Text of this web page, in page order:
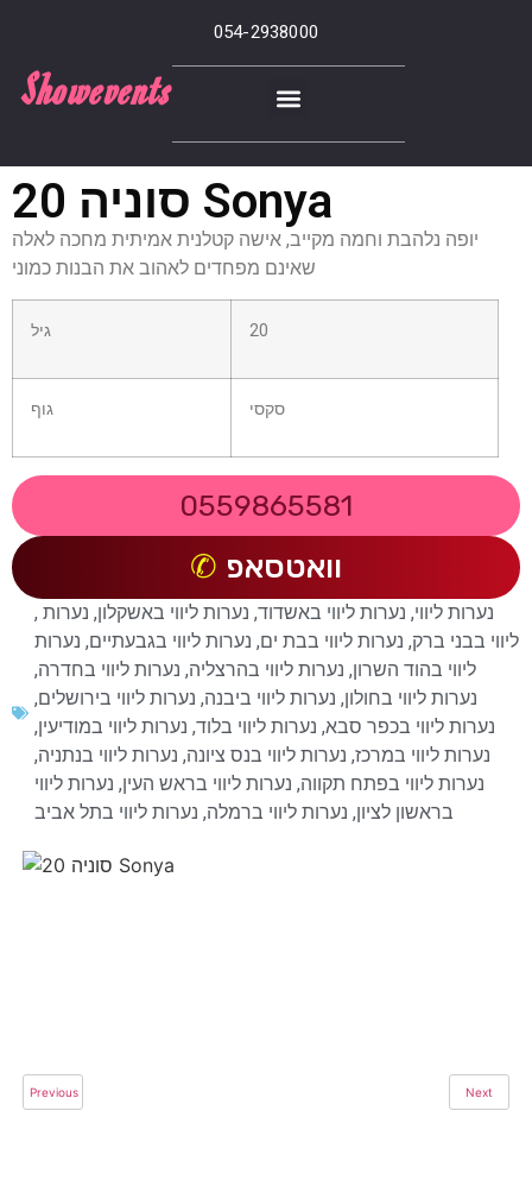
054-2938000
Showevents
סוניה 20 Sonya
יופה נלהבת וחמה מקייב, אישה קטלנית אמיתית מחכה לאלה
שאינם מפחדים לאהוב את הבנות כמוני
גיל 20
גוף סקסי
0559865581
וואטסאפ
, נערות ליווי, נערות ליווי באשדוד, נערות ליווי באשקלון, נערות
ליווי בבני ברק, נערות ליווי בבת ים, נערות ליווי בגבעתיים, נערות
ליווי בהוד השרון, נערות ליווי בהרצליה, נערות ליווי בחדרה,
נערות ליווי בחולון, נערות ליווי ביבנה, נערות ליווי בירושלים,
נערות ליווי בכפר סבא, נערות ליווי בלוד, נערות ליווי במודיעין,
נערות ליווי במרכז, נערות ליווי בנס ציונה, נערות ליווי בנתניה,
נערות ליווי בפתח תקווה, נערות ליווי בראש העין, נערות ליווי
בראשון לציון, נערות ליווי ברמלה, נערות ליווי בתל אביב
Previous Next